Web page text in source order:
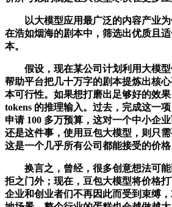
以大模型应用最广泛的内容产业为
在浩如烟海的剧本中，筛选出优质且
本。
假设，现在某公司计划利用大模型
帮助平台把几十万字的剧本提炼出核
本可行性。如果想打磨出足够好的效
tokens 的推理输入。过去，完成这一
申请 100 多万预算，这对一个中小企
还是这件事，使用豆包大模型，则只需
这是一个几乎所有公司都能接受的价格
换言之，曾经，很多创意想法可能
拒之门外；现在，豆包大模型将价格
企业和创业者们不再因此而受到束缚